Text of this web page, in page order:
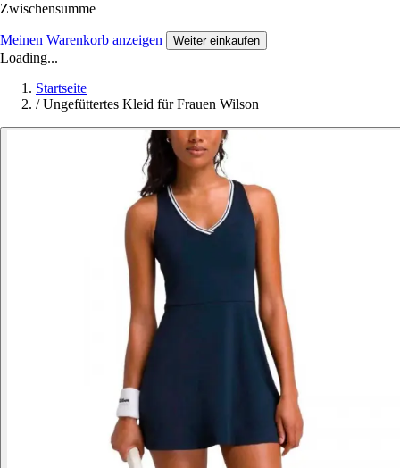
Zwischensumme
Meinen Warenkorb anzeigen Weiter einkaufen
Loading...
Startseite
/ Ungefüttertes Kleid für Frauen Wilson